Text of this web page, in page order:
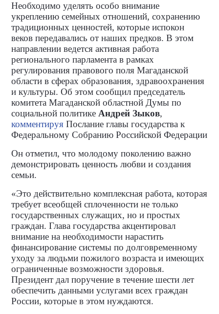
Необходимо уделять особо внимание
укреплению семейных отношений, сохранению
традиционных ценностей, которые испокон
веков передавались от наших предков. В этом
направлении ведется активная работа
регионального парламента в рамках
регулирования правового поля Магаданской
области в сферах образования, здравоохранения
и культуры. Об этом сообщил председатель
комитета Магаданской областной Думы по
социальной политике Андрей Зыков,
комментируя Послание главы государства к
Федеральному Собранию Российской Федерации
Он отметил, что молодому поколению важно
демонстрировать ценность любви и создания
семьи.
«Это действительно комплексная работа, которая
требует всеобщей сплоченности не только
государственных служащих, но и простых
граждан. Глава государства акцентировал
внимание на необходимости нарастить
финансирование системы по долговременному
уходу за людьми пожилого возраста и имеющих
ограниченные возможности здоровья.
Президент дал поручение в течение шести лет
обеспечить данными услугами всех граждан
России, которые в этом нуждаются.